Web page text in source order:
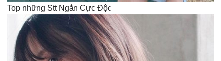
Top những Stt Ngắn Cực Độc